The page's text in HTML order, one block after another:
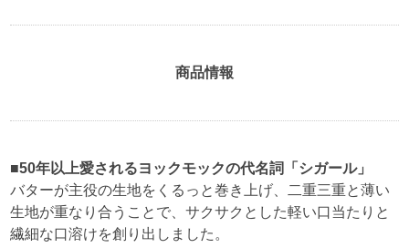
商品情報
■50年以上愛されるヨックモックの代名詞「シガール」
バターが主役の生地をくるっと巻き上げ、二重三重と薄い
生地が重なり合うことで、サクサクとした軽い口当たりと
繊細な口溶けを創り出しました。